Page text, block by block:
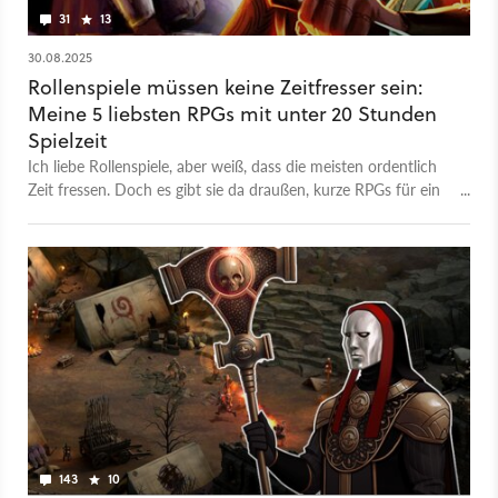
für die hauseigene Marke entwickelt haben und warum erst
der zweite Serienteil mit einigen Fantasy-Traditionen bricht.
Besser als Divinity: Original Sin 2? Angespielt-Vorschau zu
Pillars of Eternity 2 Wer die englische Original-Fassung des
Interviews hören will, findet sie ebenfalls auf GameStar.de im
Plus-Bereich.
31 13
30.08.2025
Rollenspiele müssen keine Zeitfresser sein:
Meine 5 liebsten RPGs mit unter 20 Stunden
Spielzeit
Ich liebe Rollenspiele, aber weiß, dass die meisten ordentlich
Zeit fressen. Doch es gibt sie da draußen, kurze RPGs für ein
143 10